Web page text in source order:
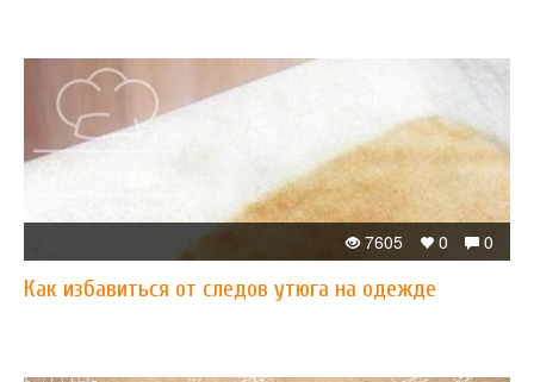
0
0
7605
Как избавиться от следов утюга на одежде